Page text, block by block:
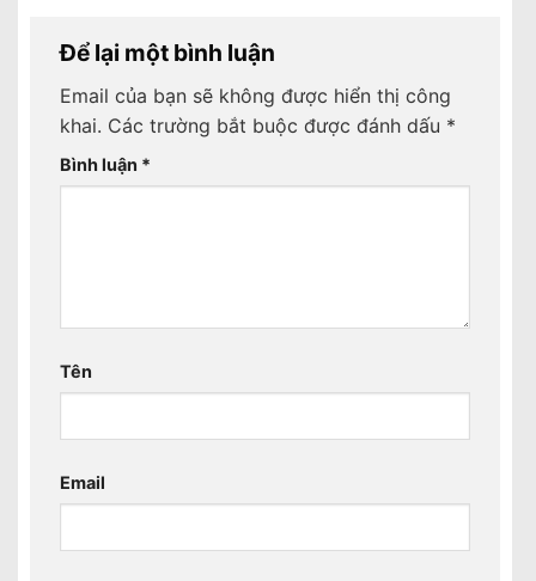
Để lại một bình luận
Email của bạn sẽ không được hiển thị công
khai. Các trường bắt buộc được đánh dấu *
Bình luận *
Tên
Email